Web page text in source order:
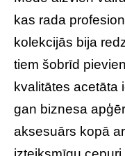
kas rada
kolekcijās bija
tiem šobrīd
kvalitātes acetāta
gan biznesa
aksesuārs kopā